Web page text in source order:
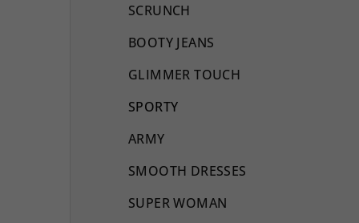
SCRUNCH
BOOTY JEANS
GLIMMER TOUCH
SPORTY
ARMY
SMOOTH DRESSES
SUPER WOMAN